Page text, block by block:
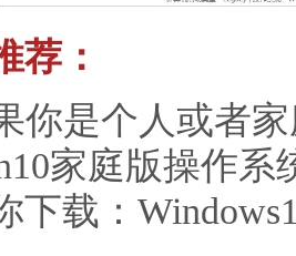
：
是个人或者家
家庭版操作
下载：